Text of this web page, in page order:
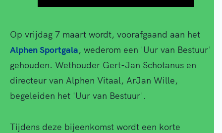
Op vrijdag 7 maart wordt, voorafgaand aan het
Alphen Sportgala, wederom een 'Uur van Bestuur'
gehouden. Wethouder Gert-Jan Schotanus en
directeur van Alphen Vitaal, ArJan Wille,
begeleiden het 'Uur van Bestuur'.
Tijdens deze bijeenkomst wordt een korte